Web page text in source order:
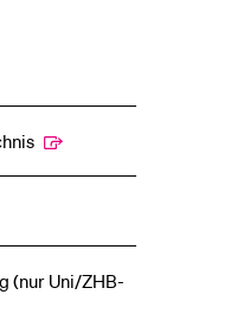
­(nur Uni/ZHB-